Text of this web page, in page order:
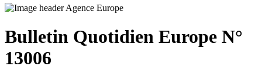
Bulletin Quotidien Europe N°
13006